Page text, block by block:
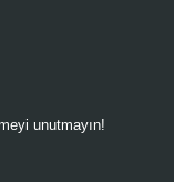
unutmayın!